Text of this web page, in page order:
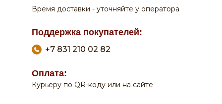
+7 831 210 02 82
Время доставки - уточняйте у оператора
Курьеру по QR-коду или на сайте
Оплата:
Поддержка покупателей: